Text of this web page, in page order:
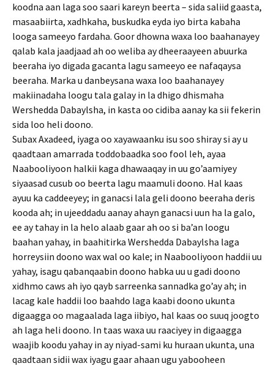
koodna aan laga soo saari kareyn beerta – sida saliid gaasta,
masaabiirta, xadhkaha, buskudka eyda iyo birta kabaha
looga sameeyo fardaha. Goor dhowna waxa loo baahanayey
qalab kala jaadjaad ah oo weliba ay dheeraayeen abuurka
beeraha iyo digada gacanta lagu sameeyo ee nafaqaysa
beeraha. Marka u danbeysana waxa loo baahanayey
makiinadaha loogu tala galay in la dhigo dhismaha
Wershedda Dabaylsha, in kasta oo cidiba aanay ka sii fekerin
sida loo heli doono.
Subax Axadeed, iyaga oo xayawaanku isu soo shiray si ay u
qaadtaan amarrada toddobaadka soo fool leh, ayaa
Naabooliyoon halkii kaga dhawaaqay in uu go’aamiyey
siyaasad cusub oo beerta lagu maamuli doono. Hal kaas
ayuu ka caddeeyey; in ganacsi lala geli doono beeraha deris
kooda ah; in ujeeddadu aanay ahayn ganacsi uun ha la galo,
ee ay tahay in la helo alaab gaar ah oo si ba’an loogu
baahan yahay, in baahitirka Wershedda Dabaylsha laga
horreysiin doono wax wal oo kale; in Naabooliyoon haddii uu
yahay, isagu qabanqaabin doono habka uu u gadi doono
xidhmo caws ah iyo qayb sarreenka sannadka go’ay ah; in
lacag kale haddii loo baahdo laga kaabi doono ukunta
digaagga oo magaalada laga iibiyo, hal kaas oo suuq joogto
ah laga heli doono. In taas waxa uu raaciyey in digaagga
waajib koodu yahay in ay niyad-sami ku huraan ukunta, una
qaadtaan sidii wax iyagu gaar ahaan ugu yabooheen